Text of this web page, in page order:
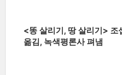
<똥 살리기, 땅 살리기> 조
옮김, 녹색평론사 펴냄